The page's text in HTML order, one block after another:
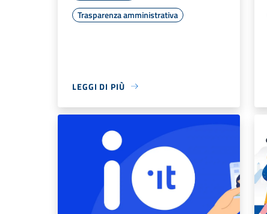
Trasparenza amministrativa
LEGGI DI PIÙ